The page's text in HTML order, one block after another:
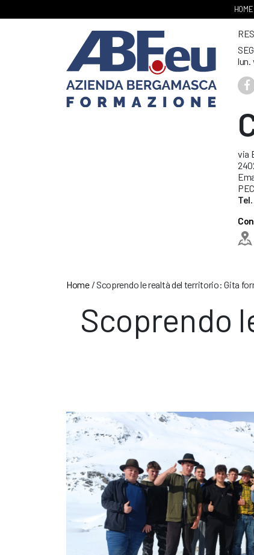
HOME
lun.
via
PEC
Home/ Scoprendo le realtà del territorio: Gita
Scoprendo